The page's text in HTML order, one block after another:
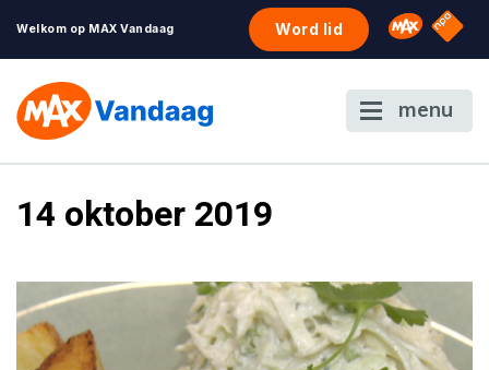
Welkom op MAX Vandaag Word lid Omroep
NPO
menu
14 oktober 2019